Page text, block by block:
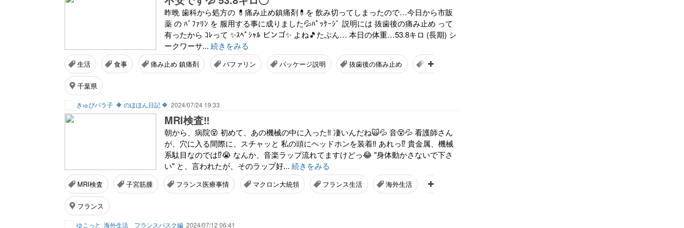
昨晩 歯科から処方の 💊痛み止め鎮痛剤💊を 飲み切ってしまったので…今日から市販
薬 の ﾊﾞﾌｧﾘﾝ を 服用する事に成りました💦ﾊﾟｯｹｰｼﾞ 説明には 抜歯後の痛み止め って
有ったから ｺﾚって ✨ｽﾍﾟｼｬﾙ ビンゴ✨ よね🎵たぶん… 本日の体重…53.8キロ (長期) シ
ークワーサ... 続きをみる
生活 食事 痛み止め 鎮痛剤 バファリン パッケージ説明 抜歯後の痛み止め ビンゴ
千葉県
きゅぴパラ子 🔶 のほほん日記 🔶 2024/07/24 19:33
MRI検査‼️
朝から、病院😵 初めて、あの機械の中に入った‼️ 凄いんだね🙀💦 音😵💦 看護師さん
が、穴に入る間際に、スチャッと 私の頭にヘッドホンを装着‼️ あれっ⁉️ 貴金属、機械
系駄目なのでは⁉️😭 なんか、音楽ラップ流れてますけどっ😂 "身体動かさないで下さ
い" と、言われたが、そのラップ好... 続きをみる
MRI検査 子宮筋腫 フランス医療事情 マクロン大統領 フランス生活 海外生活
フランス
ゆこっと 海外生活 フランスバスク編 2024/07/12 06:41